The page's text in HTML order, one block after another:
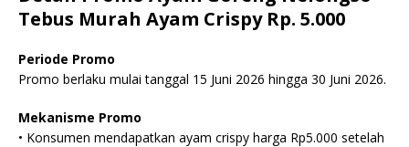
Tebus Murah Ayam Crispy Rp. 5.000
Periode Promo
Promo berlaku mulai tanggal 15 Juni 2026 hingga 30 Juni 2026.
Mekanisme Promo
• Konsumen mendapatkan ayam crispy harga Rp5.000 setelah